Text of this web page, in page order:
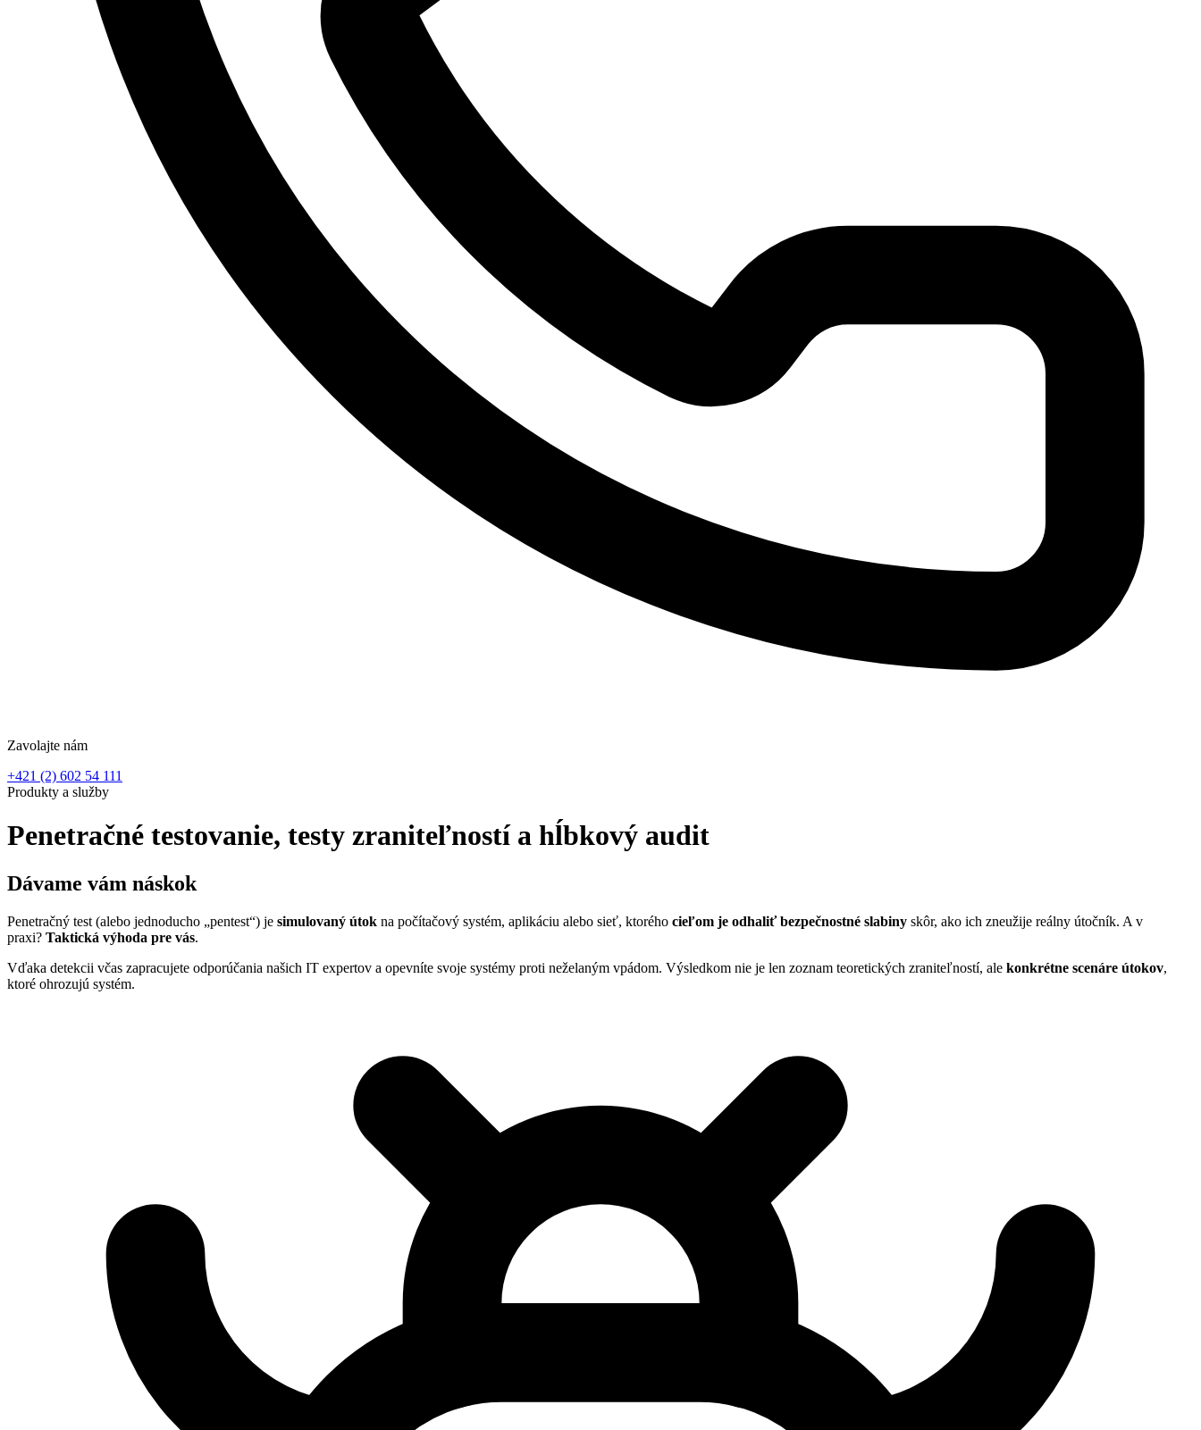
Zavolajte nám
+421 (2) 602 54 111
Produkty a služby
Penetračné testovanie, testy zraniteľností a hĺbkový audit
Dávame vám náskok
Penetračný test (alebo jednoducho „pentest“) je simulovaný útok na počítačový systém, aplikáciu alebo sieť, ktorého cieľom je odhaliť bezpečnostné slabiny skôr, ako ich zneužije reálny útočník. A v
praxi? Taktická výhoda pre vás.
Vďaka detekcii včas zapracujete odporúčania našich IT expertov a opevníte svoje systémy proti neželaným vpádom. Výsledkom nie je len zoznam teoretických zraniteľností, ale konkrétne scenáre útokov,
ktoré ohrozujú systém.